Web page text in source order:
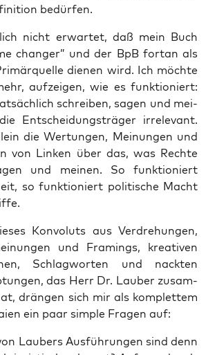
bedürfen.
nicht erwar­tet, daß mein Buch
chan­ger” und der BpB fort­an als
die­nen wird. Ich möch­te
auf­zei­gen, wie es funk­tio­niert:
schrei­ben, sagen und mei­
Ent­schei­dungs­trä­ger irrele­vant.
die Wer­tun­gen, Mei­nun­gen und
von Lin­ken über das, was Rech­te
und mei­nen. So funk­tio­niert
so funk­tio­niert poli­ti­sche Macht
Kon­vo­luts aus Ver­dre­hun­gen,
und Framings, krea­ti­ven
Schlag­wor­ten und nack­ten
das Herr Dr. Lau­ber zusam­
drän­gen sich mir als kom­plet­tem
ein paar simp­le Fra­gen auf:
Lau­bers Aus­füh­run­gen sind denn